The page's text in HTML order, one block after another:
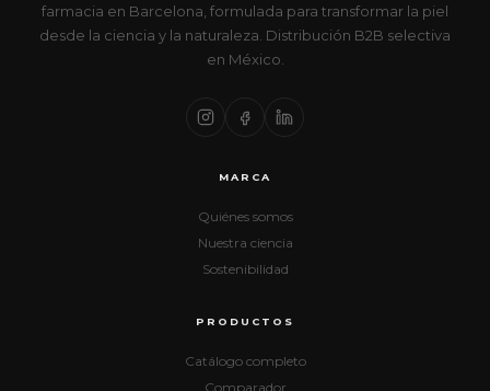
farmacia en Barcelona, formulada para transformar la piel
desde la ciencia y la naturaleza. Distribución B2B selectiva
en México.
MARCA
Quiénes somos
Nuestra ciencia
Sostenibilidad
PRODUCTOS
Catálogo completo
Comparador